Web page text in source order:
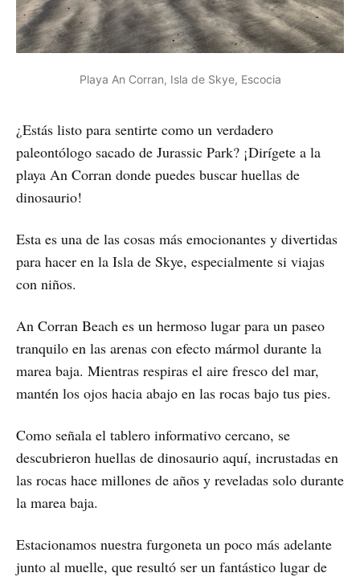
Playa An Corran, Isla de Skye, Escocia
¿Estás listo para sentirte como un verdadero
paleontólogo sacado de Jurassic Park? ¡Dirígete a la
playa An Corran donde puedes buscar huellas de
dinosaurio!
Esta es una de las cosas más emocionantes y divertidas
para hacer en la Isla de Skye, especialmente si viajas
con niños.
An Corran Beach es un hermoso lugar para un paseo
tranquilo en las arenas con efecto mármol durante la
marea baja. Mientras respiras el aire fresco del mar,
mantén los ojos hacia abajo en las rocas bajo tus pies.
Como señala el tablero informativo cercano, se
descubrieron huellas de dinosaurio aquí, incrustadas en
las rocas hace millones de años y reveladas solo durante
la marea baja.
Estacionamos nuestra furgoneta un poco más adelante
junto al muelle, que resultó ser un fantástico lugar de